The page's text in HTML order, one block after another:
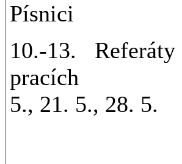
10.-13. Referáty
pracích
5., 21. 5., 28. 5.